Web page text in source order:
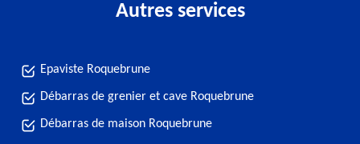
Autres services
Epaviste Roquebrune
Débarras de grenier et cave Roquebrune
Débarras de maison Roquebrune